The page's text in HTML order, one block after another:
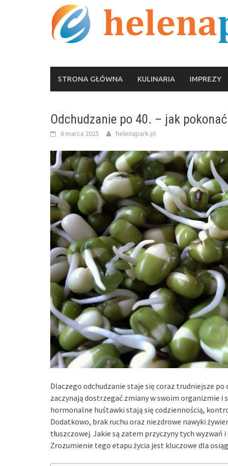
STRONA GŁÓWNA KULINARIA IMPREZY
Odchudzanie po 40. – jak
6 marca 2025 helenapark.pl
Dlaczego odchudzanie staje się coraz trudniejsze
zaczynają dostrzegać zmiany w swoim organizmie i
hormonalne huśtawki stają się codziennością,
Dodatkowo, brak ruchu oraz niezdrowe nawyki
tłuszczowej. Jakie są zatem przyczyny tych
Zrozumienie tego etapu życia jest kluczowe dla